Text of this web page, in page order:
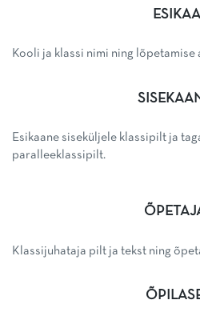
Kooli ja klassi nimi ning lõpetamise
Esikaane siseküljele klassipilt ja
paralleeklassipilt.
Klassijuhataja pilt ja tekst ning